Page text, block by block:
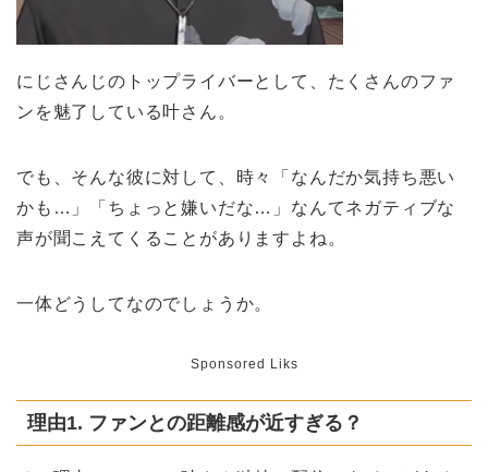
にじさんじのトップライバーとして、たくさんのファ
ンを魅了している叶さん。
でも、そんな彼に対して、時々「なんだか気持ち悪い
かも…」「ちょっと嫌いだな…」なんてネガティブな
声が聞こえてくることがありますよね。
一体どうしてなのでしょうか。
Sponsored Liks
理由1. ファンとの距離感が近すぎる？